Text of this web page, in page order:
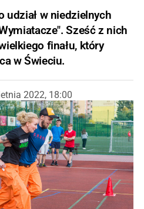
udział w niedzielnych
Sześć z nich
finału, który
w Świeciu.
2022, 18:00